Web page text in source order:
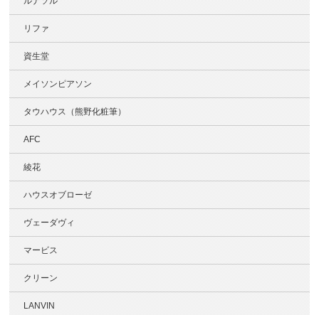
リファ
資生堂
メイソンピアソン
タウハウス（熊野化粧筆）
AFC
綾花
ハウスオブローゼ
ヴェーダヴィ
マービス
クリーン
LANVIN